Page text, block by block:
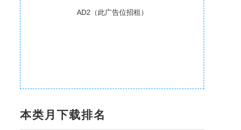
AD2（此广告位招租）
本类月下载排名